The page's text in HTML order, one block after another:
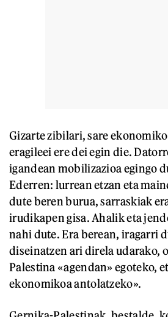
Gizarte zibilari, sare
eragileei ere dei egin die.
igandean mobilizazioa egingo
Ederren: lurrean etzan eta
dute beren burua, sarraskiak
irudikapen gisa. Ahalik eta
nahi dute. Era berean, iragarri
diseinatzen ari direla udarako,
Palestina «agendan» egoteko,
ekonomikoa antolatzeko».